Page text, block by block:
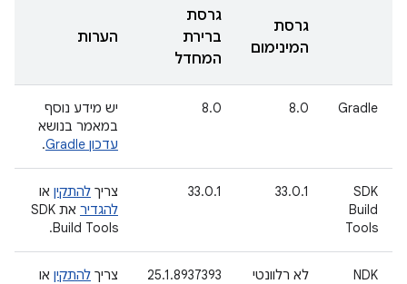
גרסת
המינימום
גרסת
ברירת
המחדל
הערות
Gradle
8.0
8.0
יש מידע נוסף
במאמר בנושא
עדכון Gradle
.
SDK
Build
Tools
33.0.1
33.0.1 צריך להתקין או
להגדיר
את SDK
Build Tools.
NDK לא רלוונטי 25.1.8937393 צריך להתקין או